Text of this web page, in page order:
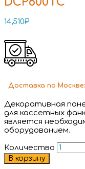
14,510₽
Доставка по Москве:
Декоративная
для кассетных
является
оборудованием.
Количество
В корзину